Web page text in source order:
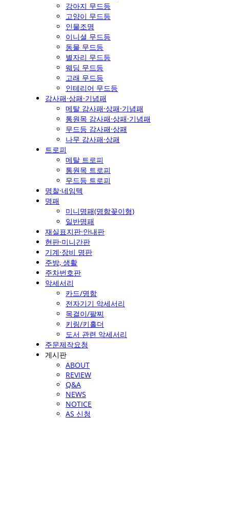
강아지 무드등
고양이 무드등
인물조명
이니셜 무드등
동물 무드등
별자리 무드등
웨딩 무드등
고래 무드등
인테리어 무드등
감사패·상패·기념패
메탈 감사패·상패·기념패
통원목 감사패·상패·기념패
무드등 감사패·상패
나무 감사패·상패
트로피
메탈 트로피
통원목 트로피
무드등 트로피
명찰·네임텍
명패
미니명패(명함꽂이형)
일반명패
재실표지판·안내판
현판·미니간판
기계·장비 명판
주방, 생활
주차번호판
악세서리
카드/명함
전자기기 악세서리
목걸이/팔찌
키링/키홀더
도서 관련 악세서리
주문제작요청
게시판
ABOUT
REVIEW
Q&A
NEWS
NOTICE
AS 신청